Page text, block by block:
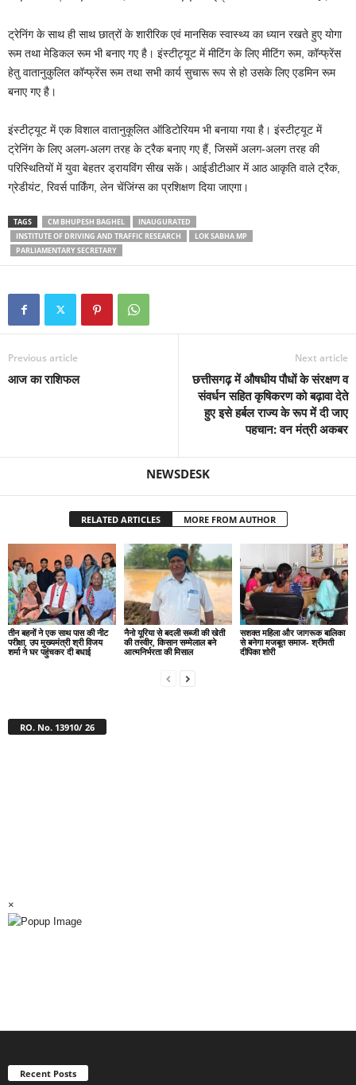
ट्रेनिंग के साथ ही साथ छात्रों के शारीरिक एवं मानसिक स्वास्थ्य का ध्यान रखते हुए योगा
रूम तथा मेडिकल रूम भी बनाए गए है। इंस्टीट्यूट में मीटिंग के लिए मीटिंग रूम, कॉन्फ्रेंस
हेतु वातानुकुलित कॉन्फ्रेंस रूम तथा सभी कार्य सुचारू रूप से हो उसके लिए एडमिन रूम
बनाए गए है।
इंस्टीट्यूट में एक विशाल वातानुकूलित ऑडिटोरियम भी बनाया गया है। इंस्टीट्यूट में
ट्रेनिंग के लिए अलग-अलग तरह के ट्रैक बनाए गए हैं, जिसमें अलग-अलग तरह की
परिस्थितियों में युवा बेहतर ड्रायविंग सीख सकें। आईडीटीआर में आठ आकृति वाले ट्रैक,
ग्रेडीयंट, रिवर्स पार्किंग, लेन चेंजिंग्स का प्रशिक्षण दिया जाएगा।
TAGS CM BHUPESH BAGHEL
INAUGURATED
INSTITUTE OF DRIVING AND TRAFFIC RESEARCH
LOK SABHA MP
PARLIAMENTARY SECRETARY
Previous article
आज का राशिफल
Next article
छत्तीसगढ़ में औषधीय पौधों के संरक्षण व
संवर्धन सहित कृषिकरण को बढ़ावा देते
हुए इसे हर्बल राज्य के रूप में दी जाए
पहचान: वन मंत्री अकबर
NEWSDESK
RELATED ARTICLES MORE FROM AUTHOR
तीन बहनों ने एक साथ पास की नीट
परीक्षा, उप मुख्यमंत्री श्री विजय
शर्मा ने घर पहुंचकर दी बधाई
नैनो यूरिया से बदली सब्जी की खेती
की तस्वीर, किसान सम्मेलाल बने
आत्मनिर्भरता की मिसाल
सशक्त महिला और जागरूक बालिका
से बनेगा मजबूत समाज- श्रीमती
दीपिका शोरी
RO. No. 13910/ 26
×
Recent Posts